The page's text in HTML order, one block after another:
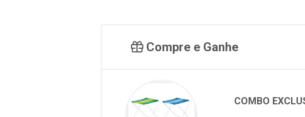
Compre e Ganhe
COMBO